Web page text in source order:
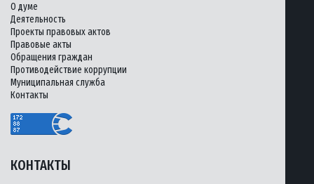
КОНТАКТЫ
О думе
Деятельность
Проекты правовых актов
Правовые акты
Обращения граждан
Противодействие коррупции
Муниципальная служба
Контакты